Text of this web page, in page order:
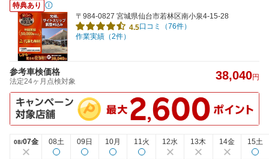
特典あり
〒984-0827 宮城県仙台市若林区南小泉4-15-28
4.5口コミ（76件）
作業実績（2件）
参考車検価格
法定24ヶ月点検対象 38,040円
08/07金 08土 09日 10月 11火 12水 13木 14金 15土